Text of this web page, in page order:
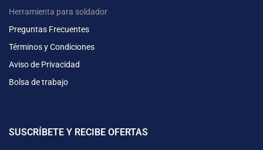
Herramienta para soldador
Preguntas Frecuentes
Términos y Condiciones
Aviso de Privacidad
Bolsa de trabajo
SUSCRÍBETE Y RECIBE OFERTAS